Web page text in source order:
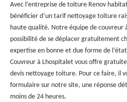
Avec l’entreprise de toiture Renov
bénéficier d’un tarif nettoyage toiture
haute qualité. Notre équipe de couvreur
possibilité de se déplacer gratuitement
expertise en bonne et due forme de
Couvreur à Lhospitalet vous offre
devis nettoyage toiture. Pour ce faire, il
formulaire sur notre site, une réponse
moins de 24 heures.